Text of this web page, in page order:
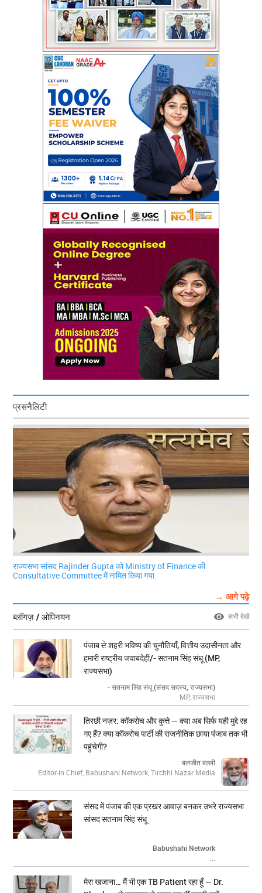
प्रसनैलिटी
राज्यसभा सांसद Rajinder Gupta को Ministry of Finance की
Consultative Committee में नामित किया गया
→ आगे पढ़े
ब्लॉगज़ / ओपिनयन
सभी देखें
पंजाब ਦੇ शहरी भविष्य की चुनौतियाँ, वित्तीय उदासीनता और
हमारी राष्ट्रीय जवाबदेही/- सतनाम सिंह संधू (MP,
राज्यसभा)
- सतनाम सिंह संधू (संसद सदस्य, राज्यसभा)
MP, राज्यसभा
तिरछी नज़र: कॉकरोच और कुत्ते — क्या अब सिर्फ यही मुद्दे रह
गए हैं? क्या कॉकरोच पार्टी की राजनीतिक छाया पंजाब तक भी
पहुंचेगी?
बलजीत बल्ली
Editor-in Chief, Babushahi Network, Tirchhi Nazar Media
संसद में पंजाब की एक प्रखर आवाज़ बनकर उभरे राज्यसभा
सांसद सतनाम सिंह संधू
Babushahi Network
...
मेरा खजाना… मैं भी एक TB Patient रहा हूँ — Dr.